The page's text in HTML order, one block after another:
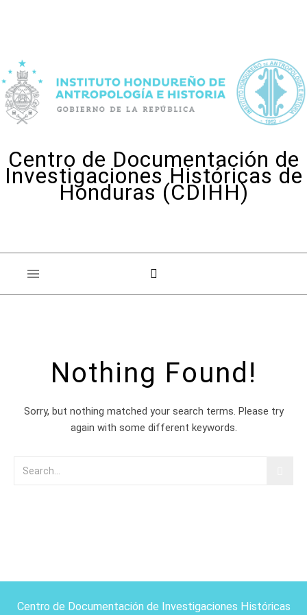
Centro de Documentación de
Investigaciones Históricas de
Honduras (CDIHH)
Nothing Found!
Sorry, but nothing matched your search terms. Please try
again with some different keywords.
Centro de Documentación de Investigaciones Históricas